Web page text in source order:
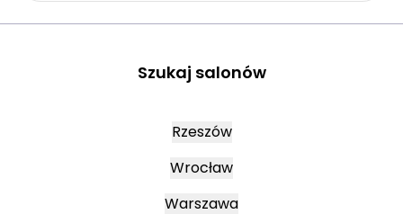
Szukaj salonów
Rzeszów
Wrocław
Warszawa